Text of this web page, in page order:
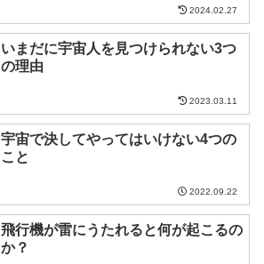
2024.02.27
いまだに宇宙人を見つけられない3つ
の理由
2023.03.11
宇宙で決してやってはいけない4つの
こと
2022.09.22
飛行機が雷にうたれると何が起こるの
か？